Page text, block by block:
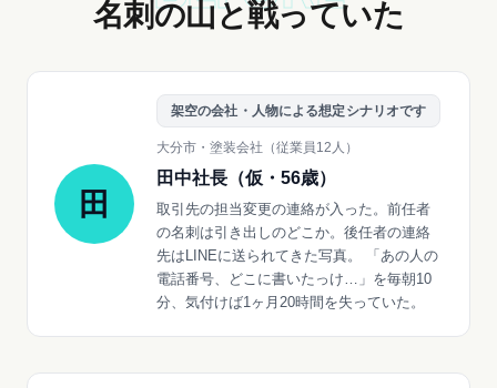
名刺の山と戦っていた
田
架空の会社・人物による想定シナリオです
大分市・塗装会社（従業員12人）
田中社長（仮・56歳）
取引先の担当変更の連絡が入った。前任者
の名刺は引き出しのどこか。後任者の連絡
先はLINEに送られてきた写真。 「あの人の
電話番号、どこに書いたっけ…」を毎朝10
分、気付けば1ヶ月20時間を失っていた。